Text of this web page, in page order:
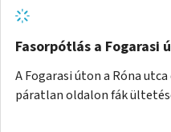
fejlesztett megoldás
Fasorpótlás a Fogarasi
A Fogarasi úton a Róna
páratlan oldalon fák